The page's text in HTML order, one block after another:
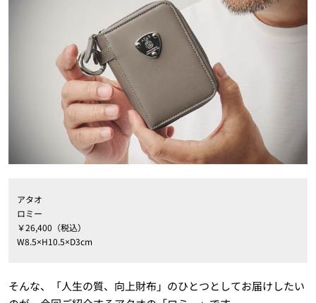
アタオ
ロミー
￥26,400（税込）
W8.5×H10.5×D3cm
そんな、「人生の質、向上財布」のひとつとしてお届けしたい